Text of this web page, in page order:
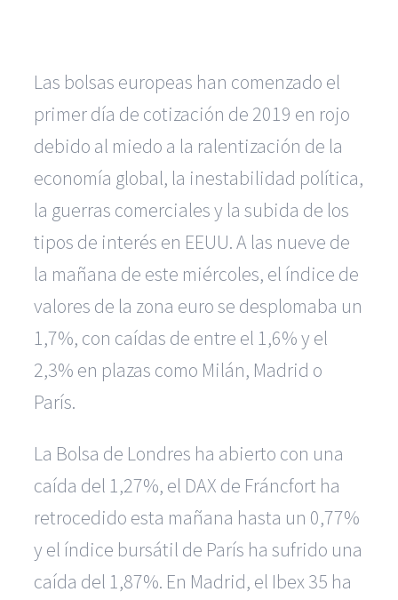
Las bolsas europeas han comenzado el
primer día de cotización de 2019 en rojo
debido al miedo a la ralentización de la
economía global, la inestabilidad política,
la guerras comerciales y la subida de los
tipos de interés en EEUU. A las nueve de
la mañana de este miércoles, el índice de
valores de la zona euro se desplomaba un
1,7%, con caídas de entre el 1,6% y el
2,3% en plazas como Milán, Madrid o
París.
La Bolsa de Londres ha abierto con una
caída del 1,27%, el DAX de Fráncfort ha
retrocedido esta mañana hasta un 0,77%
y el índice bursátil de París ha sufrido una
caída del 1,87%. En Madrid, el Ibex 35 ha